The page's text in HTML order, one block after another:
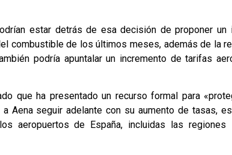
estar detrás de esa decisión de proponer
combustible de los últimos meses, además de la
podría apuntalar un incremento de tarifas
que ha presentado un recurso formal para
Aena seguir adelante con su aumento de tasas,
aeropuertos de España, incluidas las